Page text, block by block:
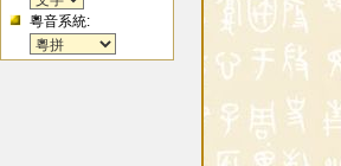
粵音系統: